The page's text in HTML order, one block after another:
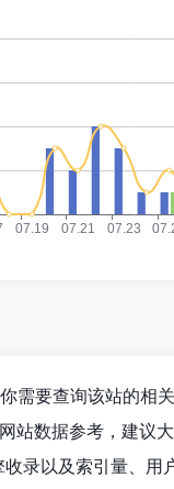
需要查询该站的相
站数据参考，建议
录以及索引量、